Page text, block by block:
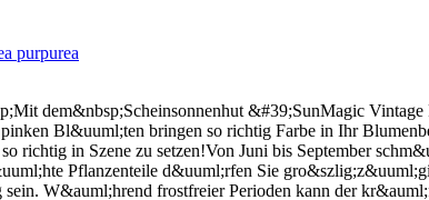
purpurea
dem&nbsp;Scheinsonnenhut &#39;SunMagic
Bl&uuml;ten bringen so richtig Farbe in Ihr
richtig in Szene zu setzen!Von Juni bis September
Pflanzenteile d&uuml;rfen Sie
W&auml;hrend frostfreier Perioden kann der